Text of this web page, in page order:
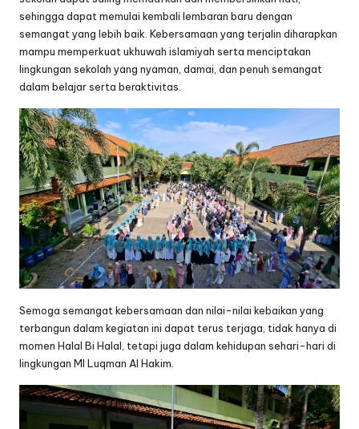
sehingga dapat memulai kembali lembaran baru dengan
semangat yang lebih baik. Kebersamaan yang terjalin diharapkan
mampu memperkuat ukhuwah islamiyah serta menciptakan
lingkungan sekolah yang nyaman, damai, dan penuh semangat
dalam belajar serta beraktivitas.
Semoga semangat kebersamaan dan nilai-nilai kebaikan yang
terbangun dalam kegiatan ini dapat terus terjaga, tidak hanya di
momen Halal Bi Halal, tetapi juga dalam kehidupan sehari-hari di
lingkungan MI Luqman Al Hakim.